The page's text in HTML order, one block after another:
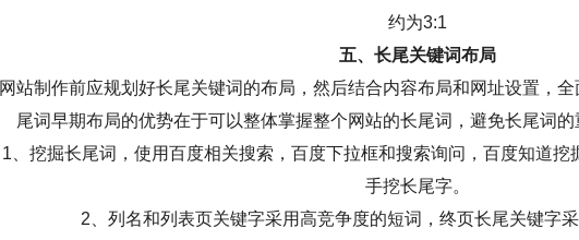
约为3:1
五、长尾关键词布局
网站制作前应规划好长尾关键词的布局，然后结合内容布局和网址设置，
尾词早期布局的优势在于可以整体掌握整个网站的长尾词，避免长尾词的
1、挖掘长尾词，使用百度相关搜索，百度下拉框和搜索询问，百度知道挖
手挖长尾字。
2、列名和列表页关键字采用高竞争度的短词，终页长尾关键字